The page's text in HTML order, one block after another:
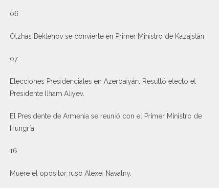
06
Olzhas Bektenov se convierte en Primer Ministro de Kazajstán.
07
Elecciones Presidenciales en Azerbaiyán. Resultó electo el
Presidente Ilham Aliyev.
El Presidente de Armenia se reunió con el Primer Ministro de
Hungría.
16
Muere el opositor ruso Alexei Navalny.